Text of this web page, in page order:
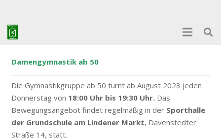
Damengymnastik ab 50
Die Gymnastikgruppe ab 50 turnt ab August 2023 jeden
Donnerstag von 18:00 Uhr bis 19:30 Uhr. Das
Bewegungsangebot findet regelmäßig in der Sporthalle
der Grundschule am Lindener Markt, Davenstedter
Straße 14, statt.